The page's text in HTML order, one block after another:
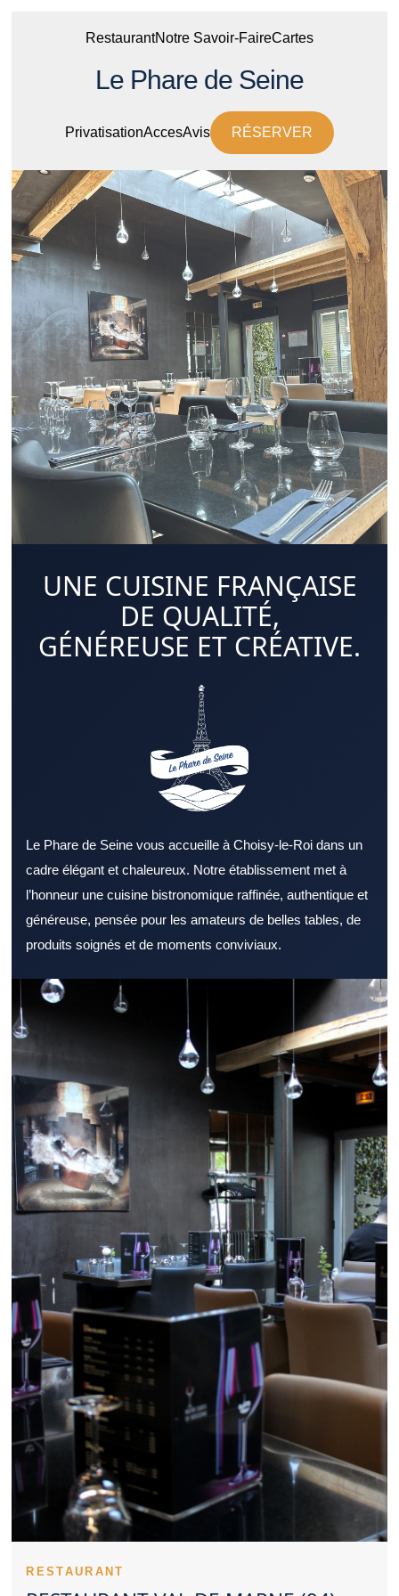
RestaurantNotre Savoir-FaireCartes
Le Phare de Seine
PrivatisationAccesAvis RÉSERVER
UNE CUISINE FRANÇAISE
DE QUALITÉ,
GÉNÉREUSE ET CRÉATIVE.
Le Phare de Seine vous accueille à Choisy-le-Roi dans un
cadre élégant et chaleureux. Notre établissement met à
l’honneur une cuisine bistronomique raffinée, authentique et
généreuse, pensée pour les amateurs de belles tables, de
produits soignés et de moments conviviaux.
Chercher un Restaurant Val de Marne réputé offre davantage de
chances de vivre une belle expérience. Un Restaurant Val de
Marne intéresse de nombreux gourmands à la recherche d’une
bonne table. Le style d’un Restaurant Val de Marne peut
transformer un repas ordinaire en belle sortie. Un menu complet
permet à un Restaurant Val de Marne de toucher un public plus
large. Un Restaurant Val de Marne convaincant accorde une
grande importance à la qualité des produits. Le sens du service
peut transformer positivement l’expérience dans un Restaurant
Val de Marne. Un Restaurant Val de Marne accessible attire plus
facilement une clientèle régulière. Lors d’un repas rapide, un
Restaurant Val de Marne bien rythmé fait la différence. Pour
terminer la journée, un Restaurant Val de Marne agréable
renforce le plaisir de sortir. Le cadre professionnel peut très bien
s’accorder avec un Restaurant Val de Marne de qualité. Un
Restaurant Val de Marne convainc plus facilement lorsqu’il reste
cohérent sur les prix. Des spécialités réussies participent à la
réputation d’un Restaurant Val de Marne. Un Restaurant Val de
Marne fiable se distingue par sa constance. L’opinion des clients
constitue un indicateur intéressant pour évaluer un Restaurant
Val de Marne. Le style d’un Restaurant Val de Marne reflète
souvent une vision précise de la restauration. Prévoir sa table
dans un Restaurant Val de Marne facilite l’organisation de la
sortie. Un Restaurant Val de Marne convivial peut répondre aux
attentes des familles. Un Restaurant Val de Marne représente
parfois un beau choix pour un dîner en duo. Une présentation
travaillée constitue un atout supplémentaire pour un Restaurant
Val de Marne. Un Restaurant Val de Marne sérieux accorde une
attention constante à la propreté. Un Restaurant Val de Marne
convaincant rassemble plusieurs qualités complémentaires.
Un Restaurant Val de Marne peut se faire remarquer par son
sérieux culinaire. L’identité d’un Restaurant Val de Marne se
perçoit souvent dès l’arrivée. Un Restaurant Val de Marne avec
une équipe attentive inspire immédiatement confiance. La
ses cuissons. Les premières assiettes servies dans un
RESTAURANT